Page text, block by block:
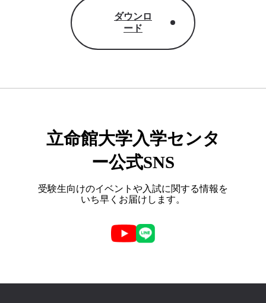
ダウンロ
ード
立命館大学入学センタ
ー公式SNS
受験生向けのイベントや入試に関する情報を
いち早くお届けします。